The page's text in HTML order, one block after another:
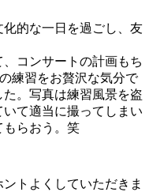
的な一日を過ごし、友
コンサートの計画もち
練習をお贅沢な気分で
。写真は練習風景を盗
て適当に撮ってしまい
もらおう。笑
トよくしていただきま